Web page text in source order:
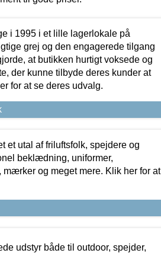
i 1995 i et lille lagerlokale på
grej og den engagerede tilgang
at butikken hurtigt voksede og
der kunne tilbyde deres kunder at
for at se deres udvalg.
et utal af friluftsfolk, spejdere og
beklædning, uniformer,
mærker og meget mere. Klik her for at
udstyr både til outdoor, spejder,